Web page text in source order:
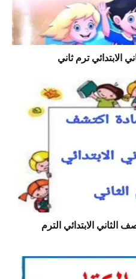
الابتدائي ترم ثاني
الابتدائي الترم